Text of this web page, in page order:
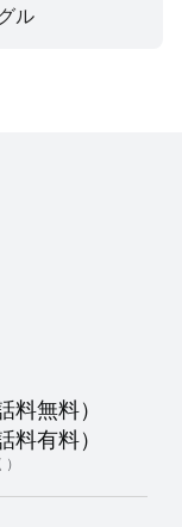
ル
無料）
有料）